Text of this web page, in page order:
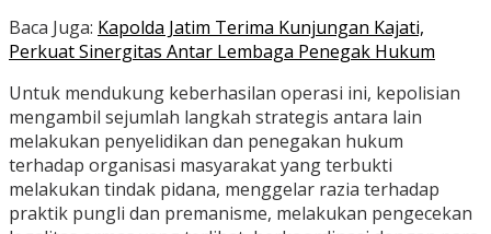
Baca Juga: Kapolda Jatim Terima Kunjungan Kajati,
Perkuat Sinergitas Antar Lembaga Penegak Hukum
Untuk mendukung keberhasilan operasi ini, kepolisian
mengambil sejumlah langkah strategis antara lain
melakukan penyelidikan dan penegakan hukum
terhadap organisasi masyarakat yang terbukti
melakukan tindak pidana, menggelar razia terhadap
praktik pungli dan premanisme, melakukan pengecekan